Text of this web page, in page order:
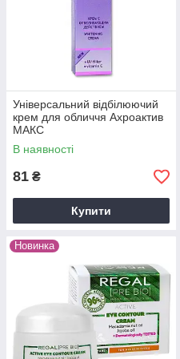
Універсальний відбілюючий
крем для обличчя Ахроактив
МАКС
В наявності
81 ₴
Купити
Новинка